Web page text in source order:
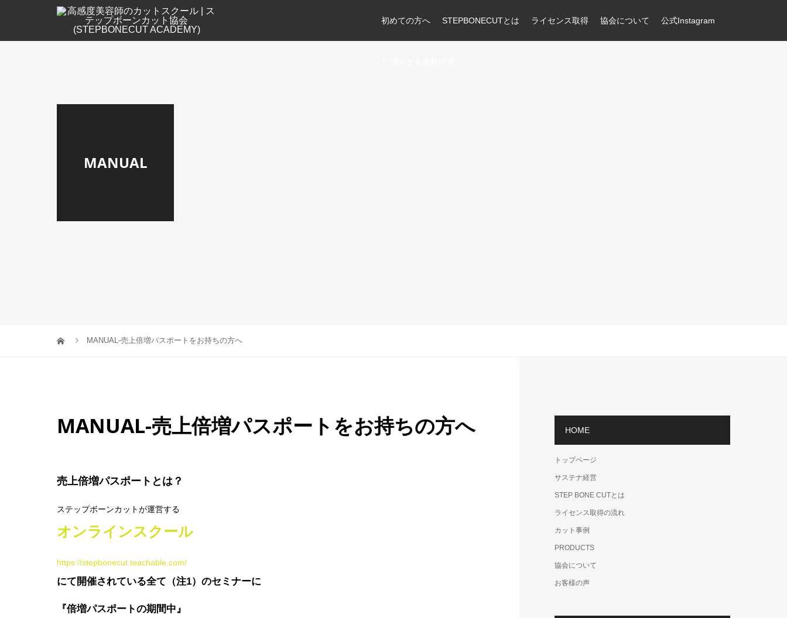
初めての方へ STEPBONECUTとは ライセンス取得 協会について 公式Instagram
MANUAL
MANUAL-売上倍増パスポートをお持ちの方へ
MANUAL-売上倍増パスポートをお持ちの方へ
売上倍増パスポートとは？
ステップボーンカットが運営する
オンラインスクール
https://stepbonecut.teachable.com/
にて開催されている全て（注1）のセミナーに
『倍増パスポートの期間中』
HOME
トップページ
サステナ経営
STEP BONE CUTとは
ライセンス取得の流れ
カット事例
PRODUCTS
協会について
お客様の声